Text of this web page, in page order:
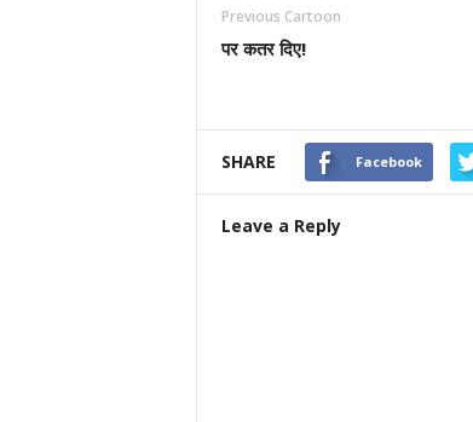
Previous Cartoon
पर कतर दिए!
SHARE Facebook
Leave a Reply